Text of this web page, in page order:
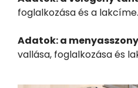
foglalkozása és a lakcíme.
Adatok: a
vallása, foglalkozása és